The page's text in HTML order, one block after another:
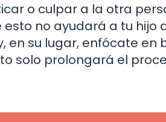
o culpar a la otra
no ayudará a tu hijo
en su lugar, enfócate en
solo prolongará el